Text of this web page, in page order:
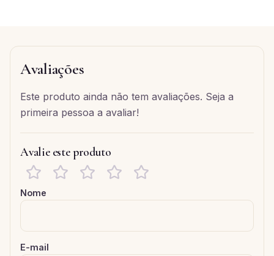
Avaliações
Este produto ainda não tem avaliações. Seja a
primeira pessoa a avaliar!
Avalie este produto
Nome
E-mail